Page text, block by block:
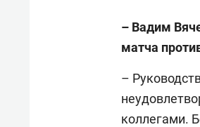
– Вадим
матча
–
коллегами.